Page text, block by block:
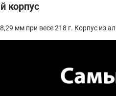
корпус
мм при весе 218 г. Корпус из